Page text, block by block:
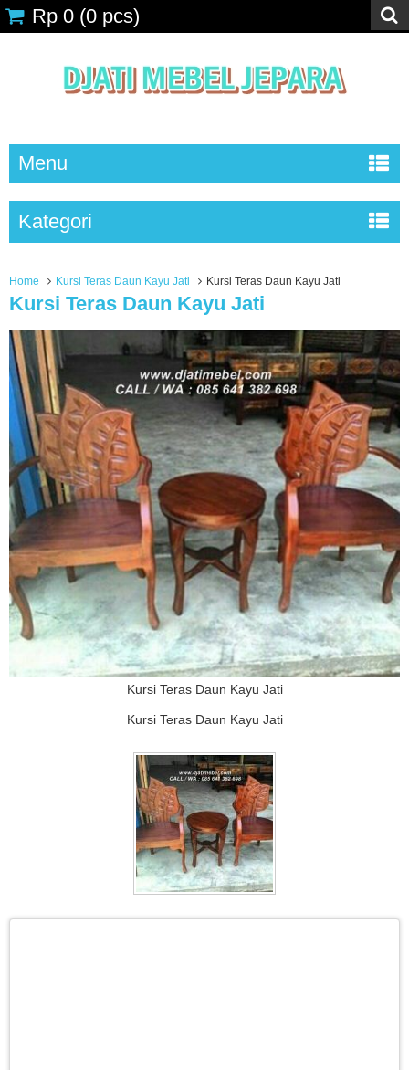
Rp 0 (0 pcs)
Menu
Kategori
Home Kursi Teras Daun Kayu Jati Kursi Teras Daun Kayu Jati
Kursi Teras Daun Kayu Jati
Kursi Teras Daun Kayu Jati
Kursi Teras Daun Kayu Jati